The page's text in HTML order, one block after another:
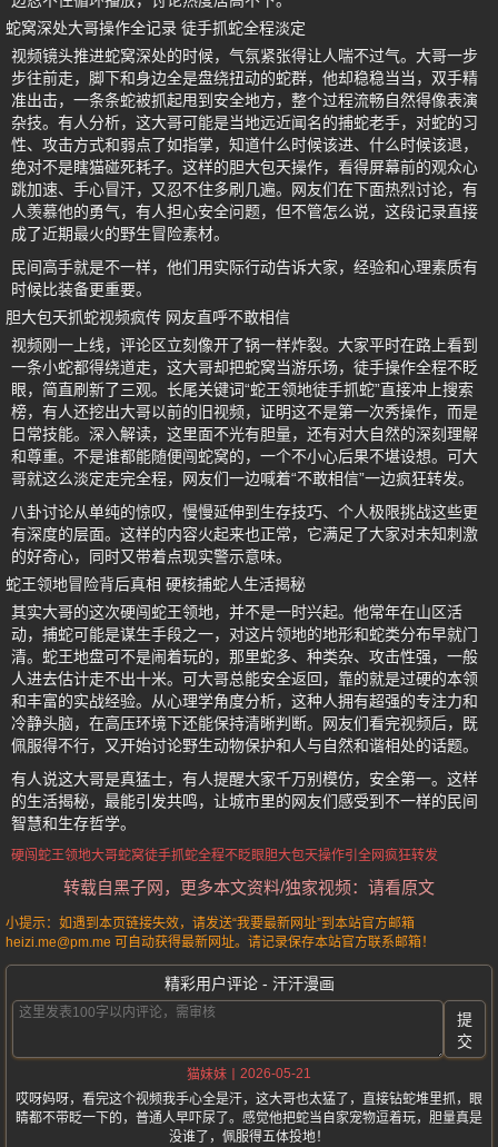
蛇窝深处大哥操作全记录 徒手抓蛇全程淡定
视频镜头推进蛇窝深处的时候，气氛紧张得让人喘不过气。大哥一步
步往前走，脚下和身边全是盘绕扭动的蛇群，他却稳稳当当，双手精
准出击，一条条蛇被抓起甩到安全地方，整个过程流畅自然得像表演
杂技。有人分析，这大哥可能是当地远近闻名的捕蛇老手，对蛇的习
性、攻击方式和弱点了如指掌，知道什么时候该进、什么时候该退，
绝对不是瞎猫碰死耗子。这样的胆大包天操作，看得屏幕前的观众心
跳加速、手心冒汗，又忍不住多刷几遍。网友们在下面热烈讨论，有
人羡慕他的勇气，有人担心安全问题，但不管怎么说，这段记录直接
成了近期最火的野生冒险素材。
民间高手就是不一样，他们用实际行动告诉大家，经验和心理素质有
时候比装备更重要。
胆大包天抓蛇视频疯传 网友直呼不敢相信
视频刚一上线，评论区立刻像开了锅一样炸裂。大家平时在路上看到
一条小蛇都得绕道走，这大哥却把蛇窝当游乐场，徒手操作全程不眨
眼，简直刷新了三观。长尾关键词“蛇王领地徒手抓蛇”直接冲上搜索
榜，有人还挖出大哥以前的旧视频，证明这不是第一次秀操作，而是
日常技能。深入解读，这里面不光有胆量，还有对大自然的深刻理解
和尊重。不是谁都能随便闯蛇窝的，一个不小心后果不堪设想。可大
哥就这么淡定走完全程，网友们一边喊着“不敢相信”一边疯狂转发。
八卦讨论从单纯的惊叹，慢慢延伸到生存技巧、个人极限挑战这些更
有深度的层面。这样的内容火起来也正常，它满足了大家对未知刺激
的好奇心，同时又带着点现实警示意味。
蛇王领地冒险背后真相 硬核捕蛇人生活揭秘
其实大哥的这次硬闯蛇王领地，并不是一时兴起。他常年在山区活
动，捕蛇可能是谋生手段之一，对这片领地的地形和蛇类分布早就门
清。蛇王地盘可不是闹着玩的，那里蛇多、种类杂、攻击性强，一般
人进去估计走不出十米。可大哥总能安全返回，靠的就是过硬的本领
和丰富的实战经验。从心理学角度分析，这种人拥有超强的专注力和
冷静头脑，在高压环境下还能保持清晰判断。网友们看完视频后，既
佩服得不行，又开始讨论野生动物保护和人与自然和谐相处的话题。
有人说这大哥是真猛士，有人提醒大家千万别模仿，安全第一。这样
的生活揭秘，最能引发共鸣，让城市里的网友们感受到不一样的民间
智慧和生存哲学。
硬闯蛇王领地大哥蛇窝徒手抓蛇全程不眨眼胆大包天操作引全网疯狂转发
转载自黑子网，更多本文资料/独家视频：请看原文
小提示：如遇到本页链接失效，请发送“我要最新网址”到本站官方邮箱
heizi.me@pm.me 可自动获得最新网址。请记录保存本站官方联系邮箱！
精彩用户评论 - 汗汗漫画
提
交
猫妹妹
2026-05-21
哎呀妈呀，看完这个视频我手心全是汗，这大哥也太猛了，直接钻蛇堆里抓，眼
睛都不带眨一下的，普通人早吓尿了。感觉他把蛇当自家宠物逗着玩，胆量真是
没谁了，佩服得五体投地！